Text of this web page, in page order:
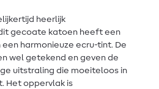
heerlijk
gecoate katoen heeft een
harmonieuze ecru-tint. De
wel getekend en geven de
uitstraling die moeiteloos in
Het oppervlak is